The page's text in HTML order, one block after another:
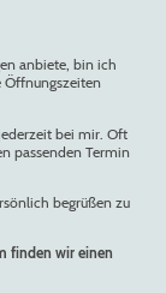
anbiete, bin ich
bei mir. Oft
passenden Termin
begrüßen zu
finden wir einen